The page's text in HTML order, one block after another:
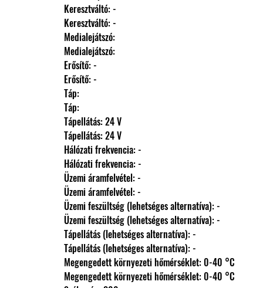
                Keresztváltó: -
                Keresztváltó: -
                Medialejátszó:
                Medialejátszó:
                Erősítő: -
                Erősítő: -
                Táp:
                Táp:
                Tápellátás: 24 V
                Tápellátás: 24 V
                Hálózati frekvencia: -
                Hálózati frekvencia: -
                Üzemi áramfelvétel: -
                Üzemi áramfelvétel: -
                Üzemi feszültség (lehetséges alternatíva): -
                Üzemi feszültség (lehetséges alternatíva): -
                Tápellátás (lehetséges alternatíva): -
                Tápellátás (lehetséges alternatíva): -
                Megengedett környezeti hőmérséklet: 0-40 °C
                Megengedett környezeti hőmérséklet: 0-40 °C